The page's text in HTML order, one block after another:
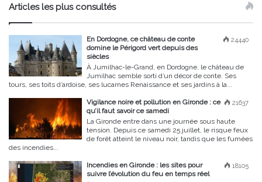
Articles les plus consultés
24440
En Dordogne, ce château de conte
domine le Périgord vert depuis des
siècles
À Jumilhac-le-Grand, en Dordogne, le château de
Jumilhac semble sorti d’un décor de conte. Ses
tours, ses toits d’ardoise, ses lucarnes Renaissance et ses jardins à la...
21637
Vigilance noire et pollution en Gironde : ce
qu’il faut savoir ce samedi
La Gironde entre dans une journée sous haute
tension. Depuis ce samedi 25 juillet, le risque feux
de forêt atteint le niveau noir, tandis que les fumées
des incendies...
18105
Incendies en Gironde : les sites pour
suivre l’évolution du feu en temps réel